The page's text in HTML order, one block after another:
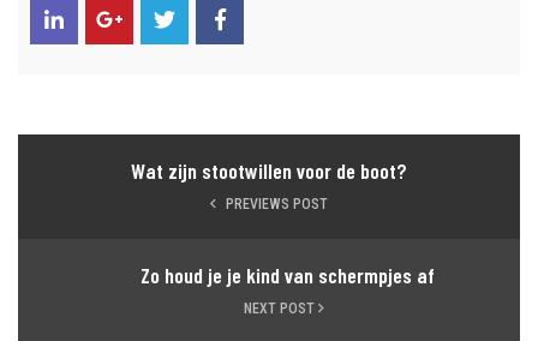
Wat zijn stootwillen voor de boot?
PREVIEWS POST
Zo houd je je kind van schermpjes af
NEXT POST